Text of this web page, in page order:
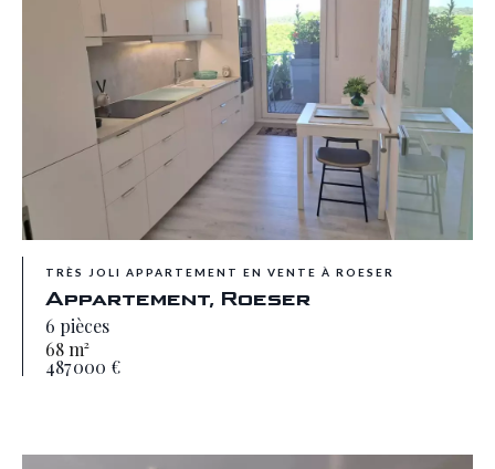
TRÈS JOLI APPARTEMENT EN VENTE À ROESER
Appartement, Roeser
6 pièces
68 m²
487 000 €